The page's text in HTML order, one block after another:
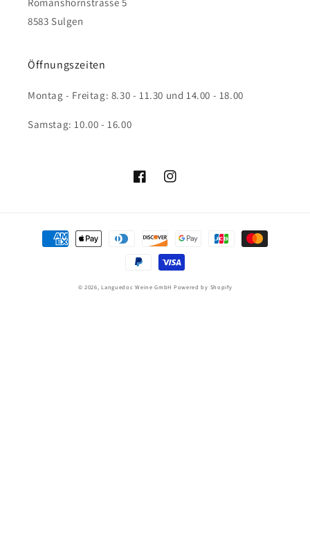
8583 Sulgen
Öffnungszeiten
Montag - Freitag: 8.30 - 11.30 und 14.00 - 18.00
Samstag: 10.00 - 16.00
FacebookInstagram
Zahlungsmethoden
© 2026,Languedoc Weine GmbH Powered by Shopify